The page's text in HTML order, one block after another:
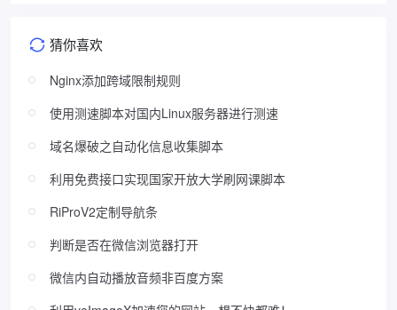
猜你喜欢
Nginx添加跨域限制规则
使用测速脚本对国内Linux服务器进行测速
域名爆破之自动化信息收集脚本
利用免费接口实现国家开放大学刷网课脚本
RiProV2定制导航条
判断是否在微信浏览器打开
微信内自动播放音频非百度方案